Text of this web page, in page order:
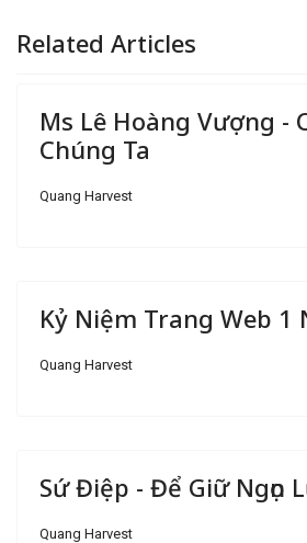
Related Articles
Ms Lê Hoàng Vượng -
Chúng Ta
Quang Harvest
Kỷ Niệm Trang Web 1
Quang Harvest
Sứ Điệp - Để Giữ Ngọn
Quang Harvest